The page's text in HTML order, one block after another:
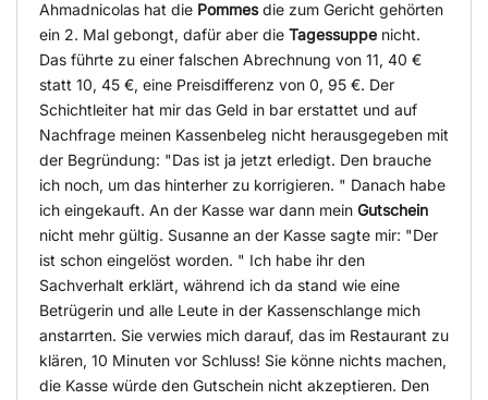
Ahmadnicolas hat die Pommesdie zum Gericht gehörten
ein 2. Mal gebongt, dafür aber die Tagessuppe nicht.
Das führte zu einer falschen Abrechnung von 11, 40 €
statt 10, 45 €, eine Preisdifferenz von 0, 95 €. Der
Schichtleiter hat mir das Geld in bar erstattet und auf
Nachfrage meinen Kassenbeleg nicht herausgegeben mit
der Begründung: "Das ist ja jetzt erledigt. Den brauche
ich noch, um das hinterher zu korrigieren. " Danach habe
ich eingekauft. An der Kasse war dann mein Gutschein
nicht mehr gültig. Susanne an der Kasse sagte mir: "Der
ist schon eingelöst worden. " Ich habe ihr den
Sachverhalt erklärt, während ich da stand wie eine
Betrügerin und alle Leute in der Kassenschlange mich
anstarrten. Sie verwies mich darauf, das im Restaurant zu
klären, 10 Minuten vor Schluss! Sie könne nichts machen,
die Kasse würde den Gutschein nicht akzeptieren. Den